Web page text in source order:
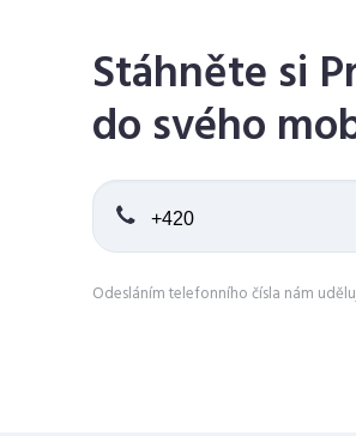
Stáhněte si
do svého
+420
Odesláním telefonního čísla nám